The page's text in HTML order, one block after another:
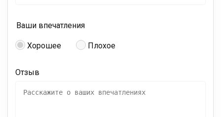
Ваши впечатления
Хорошее Плохое
Отзыв